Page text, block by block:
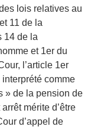
lois relatives au
11 de la
14 de la
et 1er du
l’article 1er
comme
» de la pension de
mérite d’être
d’appel de